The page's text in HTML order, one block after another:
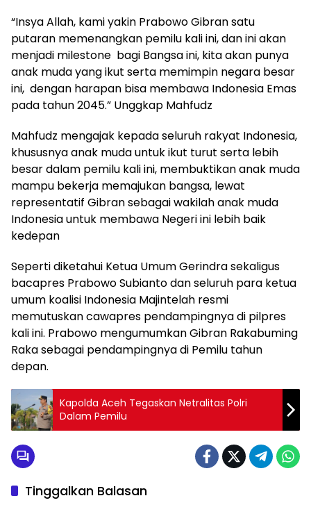
“Insya Allah, kami yakin Prabowo Gibran satu
putaran memenangkan pemilu kali ini, dan ini akan
menjadi milestone bagi Bangsa ini, kita akan punya
anak muda yang ikut serta memimpin negara besar
ini, dengan harapan bisa membawa Indonesia Emas
pada tahun 2045.” Unggkap Mahfudz
Mahfudz mengajak kepada seluruh rakyat Indonesia,
khususnya anak muda untuk ikut turut serta lebih
besar dalam pemilu kali ini, membuktikan anak muda
mampu bekerja memajukan bangsa, lewat
representatif Gibran sebagai wakilah anak muda
Indonesia untuk membawa Negeri ini lebih baik
kedepan
Seperti diketahui Ketua Umum Gerindra sekaligus
bacapres Prabowo Subianto dan seluruh para ketua
umum koalisi Indonesia Majintelah resmi
memutuskan cawapres pendampingnya di pilpres
kali ini. Prabowo mengumumkan Gibran Rakabuming
Raka sebagai pendampingnya di Pemilu tahun
depan.
Kapolda Aceh Tegaskan Netralitas Polri
Dalam Pemilu
Tinggalkan Balasan